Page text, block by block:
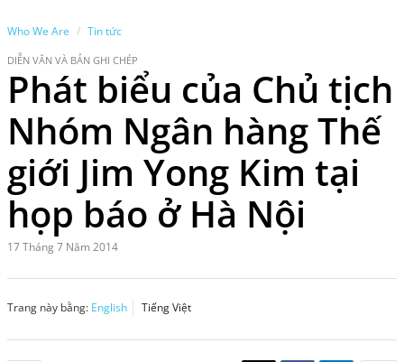
Who We Are Tin tức
DIỄN VĂN VÀ BẢN GHI CHÉP
Phát biểu của Chủ tịch
Nhóm Ngân hàng Thế
giới Jim Yong Kim tại
họp báo ở Hà Nội
17 Tháng 7 Năm 2014
Trang này bằng: English Tiếng Việt